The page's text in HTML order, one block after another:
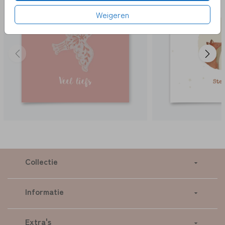
Weigeren
Collectie
Informatie
Extra's